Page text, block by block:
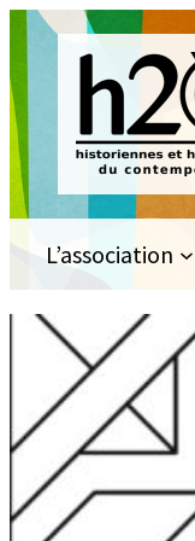
Aller
au
contenu
L’association